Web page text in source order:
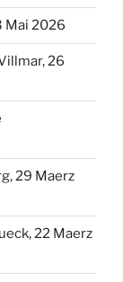
Mai 2026
26
29 Maerz
22 Maerz